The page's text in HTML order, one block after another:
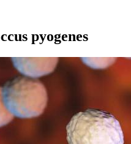
pyogenes